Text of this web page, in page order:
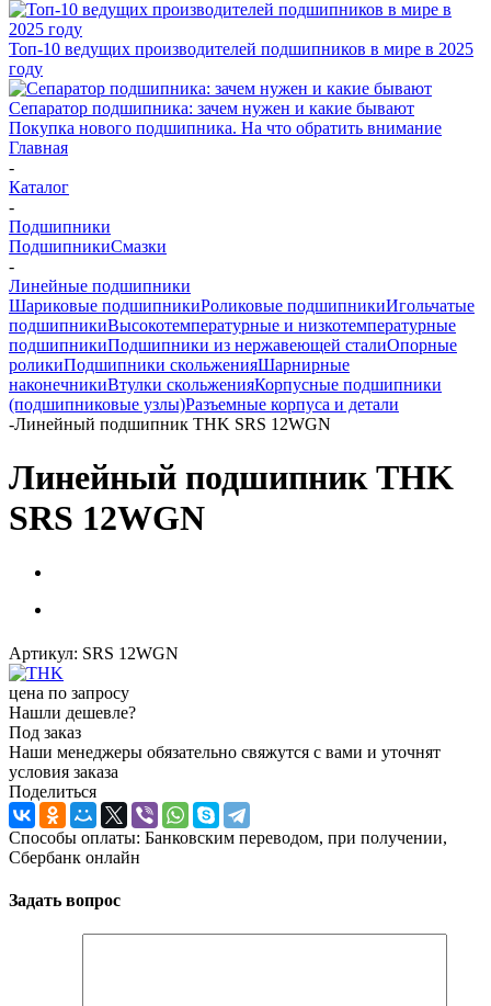
Топ-10 ведущих производителей подшипников в мире в 2025
году
Сепаратор подшипника: зачем нужен и какие бывают
Покупка нового подшипника. На что обратить внимание
Главная
-
Каталог
-
Подшипники
ПодшипникиСмазки
-
Линейные подшипники
Шариковые подшипникиРоликовые подшипникиИгольчатые
подшипникиВысокотемпературные и низкотемпературные
подшипникиПодшипники из нержавеющей сталиОпорные
роликиПодшипники скольженияШарнирные
наконечникиВтулки скольженияКорпусные подшипники
(подшипниковые узлы)Разъемные корпуса и детали
-Линейный подшипник THK SRS 12WGN
Линейный подшипник THK
SRS 12WGN
Артикул: SRS 12WGN
цена по запросу
Нашли дешевле?
Под заказ
Наши менеджеры обязательно свяжутся с вами и уточнят
условия заказа
Поделиться
Способы оплаты: Банковским переводом, при получении,
Сбербанк онлайн
Задать вопрос